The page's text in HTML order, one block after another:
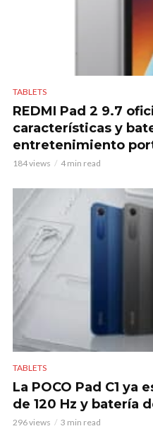
TABLETS
REDMI Pad 2 9.7
características y
entretenimiento
184 views 4 min read
TABLETS
La POCO Pad C1 ya
de 120 Hz y batería
296 views 3 min read